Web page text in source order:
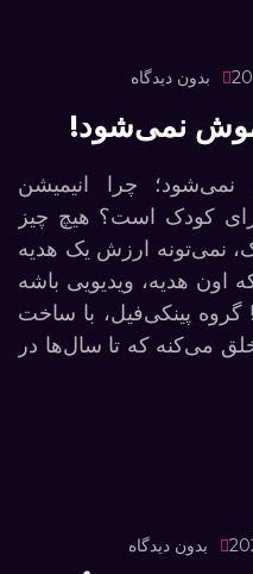
بدون دیدگاه
نمی‌شود!
چرا انیمیشن
کودک است؟ هیچ چیز
نمی‌تونه ارزش یک هدیه
اون هدیه، ویدیویی باشه
پینکی‌فیل، با ساخت
می‌کنه که تا سال‌ها در
بدون دیدگاه